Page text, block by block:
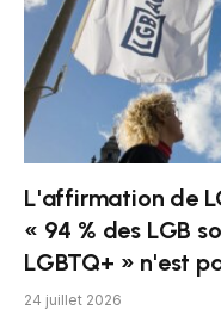
L'affirmation de
« 94 % des LGB
LGBTQ+ » n'est
24 juillet 2026